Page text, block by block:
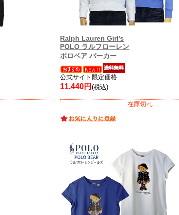
Ralph Lauren Girl's
POLO ラルフローレン
ポロベア パーカー
公式サイト限定価格
11,440円(税込)
在庫切れ